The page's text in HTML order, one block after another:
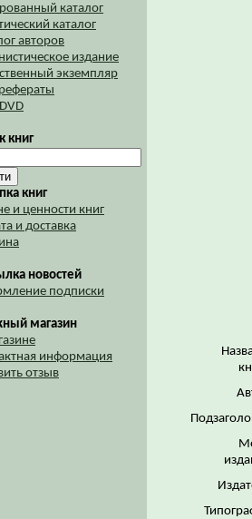
каталог
каталог
авторов
издание
экземпляр
книг
книг
и ценности книг
и доставка
новостей
подписки
магазин
информация
отзыв